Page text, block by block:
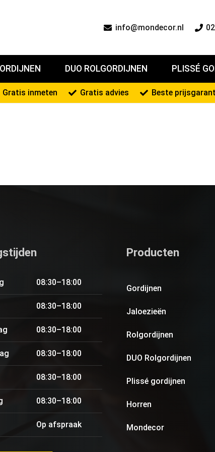
info@mondecor.nl
DUO ROLGORDIJNEN PLISSÉ
Gratis inmeten Gratis advies Beste
08:30–18:00
08:30–18:00
08:30–18:00
08:30–18:00
08:30–18:00
08:30–18:00
Op afspraak
Producten
Gordijnen
Jaloezieën
Rolgordijnen
DUO Rolgordijnen
Plissé gordijnen
Horren
Mondecor